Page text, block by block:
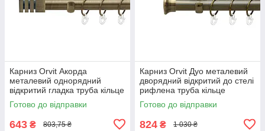
Карниз Orvit Акорда
металевий однорядний
відкритий гладка труба кільце
металеве Антик 25 мм 160
см (00-00025576)
Готово до відправки
643 ₴ 803,75 ₴
Карниз Orvit Дуо металевий
дворядний відкритий до стелі
рифлена труба кільце
металеве Антик 25\16 мм 160
см (00-00025700)
Готово до відправки
824 ₴ 1 030 ₴